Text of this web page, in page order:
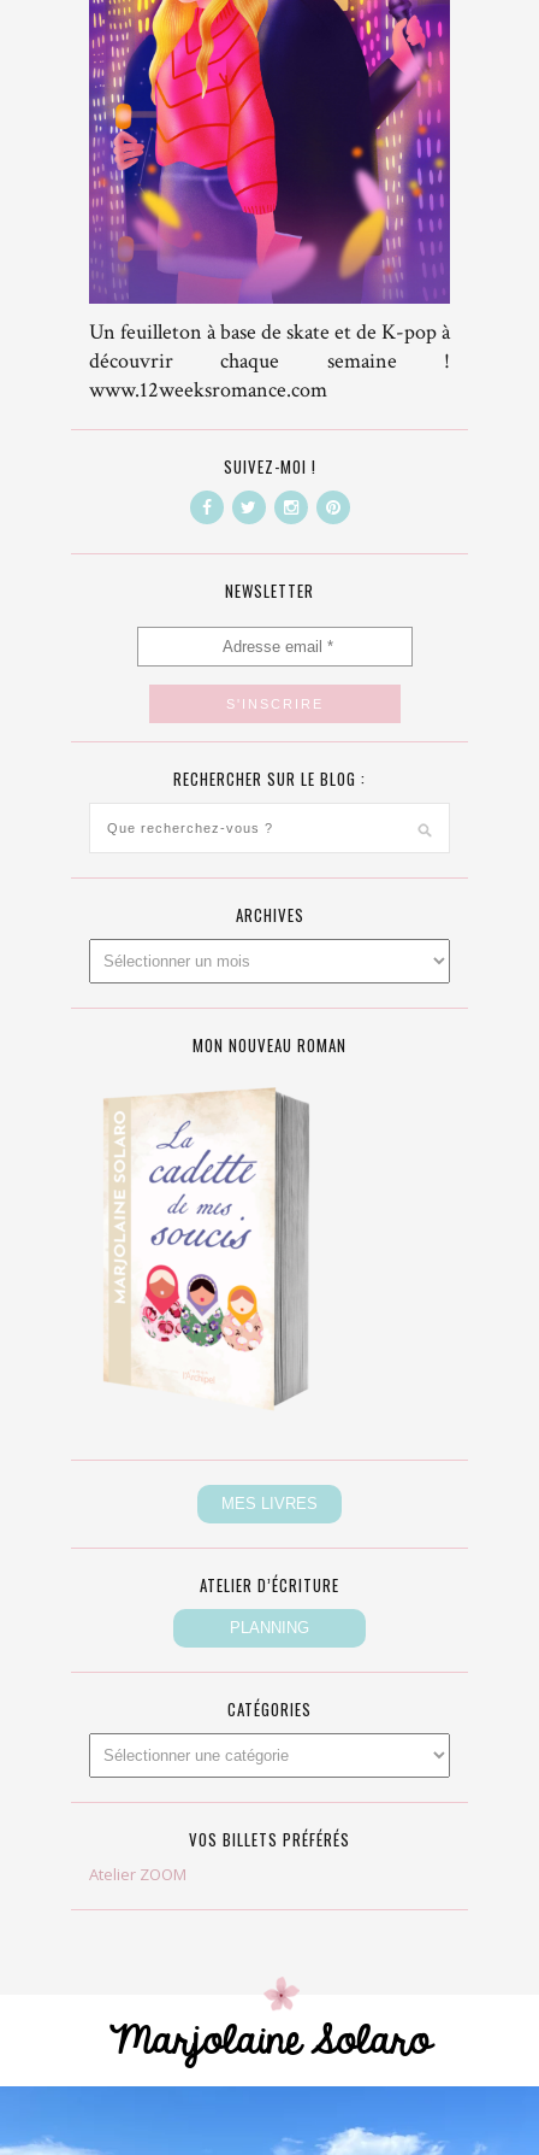
Un feuilleton à base de skate et de K-pop à
découvrir chaque semaine !
www.12weeksromance.com
SUIVEZ-MOI !
NEWSLETTER
RECHERCHER SUR LE BLOG :
ARCHIVES
MON NOUVEAU ROMAN
ATELIER D’ÉCRITURE
CATÉGORIES
VOS BILLETS PRÉFÉRÉS
Atelier ZOOM
Marjolaine Solaro